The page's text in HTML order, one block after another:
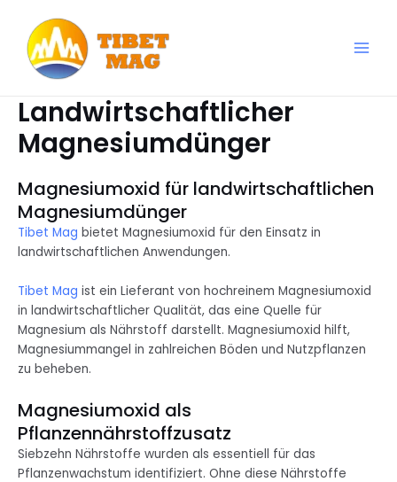
content
Landwirtschaftlicher
Magnesiumdünger
Magnesiumoxid für landwirtschaftlichen
Magnesiumdünger
Tibet Mag bietet Magnesiumoxid für den Einsatz in
landwirtschaftlichen Anwendungen.
Tibet Mag ist ein Lieferant von hochreinem Magnesiumoxid
in landwirtschaftlicher Qualität, das eine Quelle für
Magnesium als Nährstoff darstellt. Magnesiumoxid hilft,
Magnesiummangel in zahlreichen Böden und Nutzpflanzen
zu beheben.
Magnesiumoxid als
Pflanzennährstoffzusatz
Siebzehn Nährstoffe wurden als essentiell für das
Pflanzenwachstum identifiziert. Ohne diese Nährstoffe